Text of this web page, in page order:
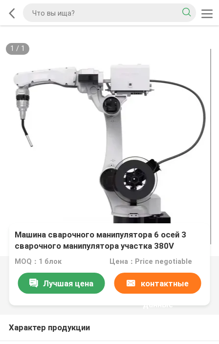
1 / 1
Машина сварочного манипулятора 6 осей 3
сварочного манипулятора участка 380V
робототехнических
MOQ：1 блок Цена：Price negotiable
Лучшая цена контактные
данные
Характер продукции